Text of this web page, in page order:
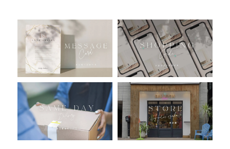
おすすめ商品
バルーン自動販売機
浮くバルーンオーダーメイド - coming soonn -
卓上バルーンオーダーメイド
ムーンリットバルーンについて
その他オーダーメイド